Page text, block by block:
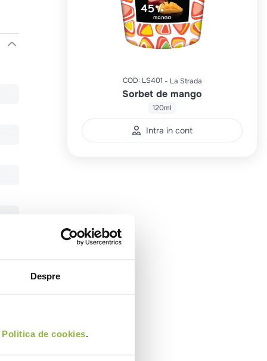
Despre
Politica de cookies.
COD: LS401 La Strada
Sorbet de mango
120ml
Intra in cont